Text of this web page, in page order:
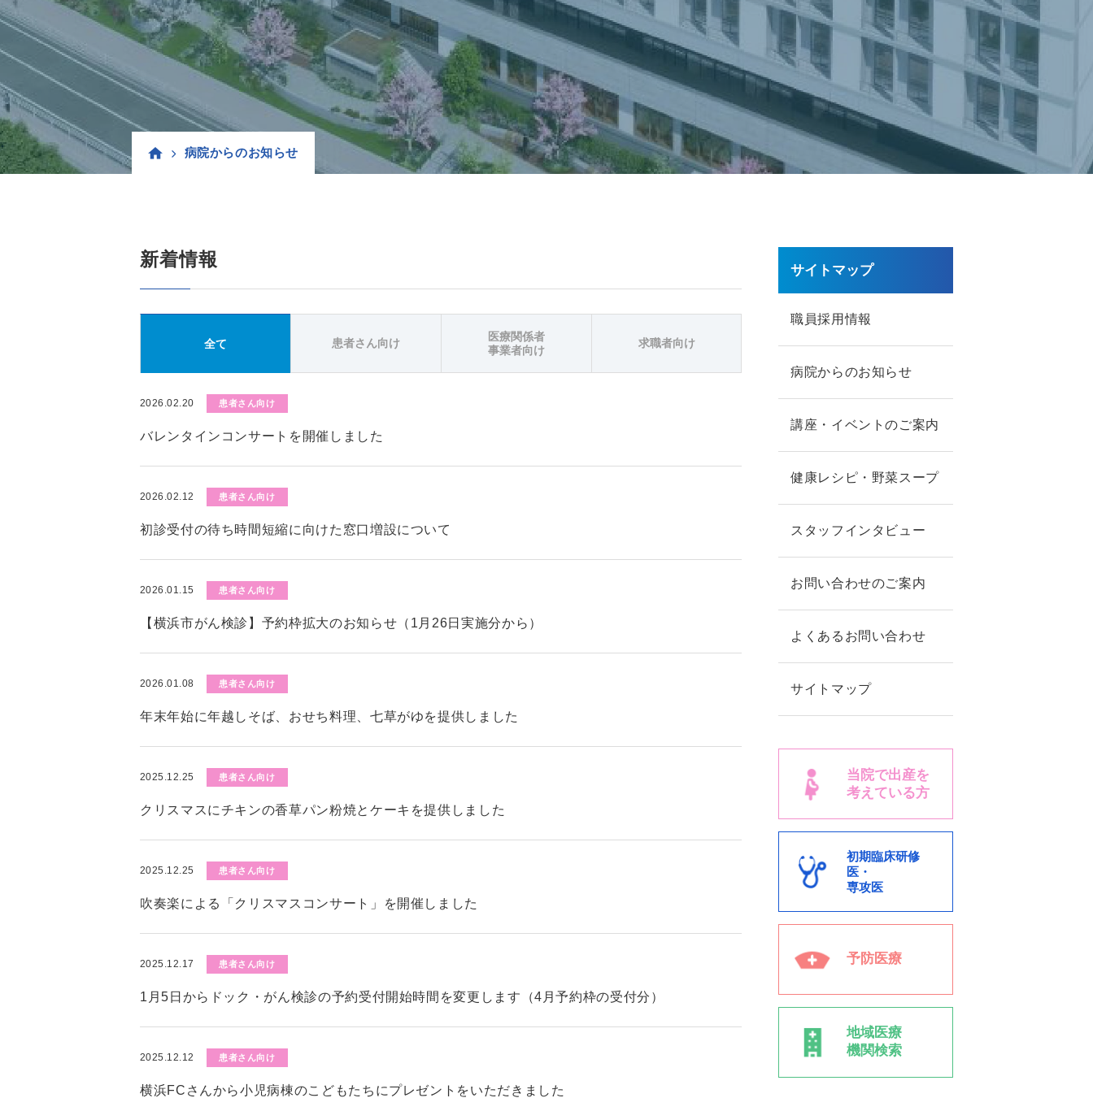
病院からのお知らせ
新着情報
全て 患者さん向け
医療関係者
事業者向け
求職者向け
2026.02.20 患者さん向け
バレンタインコンサートを開催しました
2026.02.12 患者さん向け
初診受付の待ち時間短縮に向けた窓口増設について
2026.01.15 患者さん向け
【横浜市がん検診】予約枠拡大のお知らせ（1月26日実施分から）
2026.01.08 患者さん向け
年末年始に年越しそば、おせち料理、七草がゆを提供しました
2025.12.25 患者さん向け
クリスマスにチキンの香草パン粉焼とケーキを提供しました
2025.12.25 患者さん向け
吹奏楽による「クリスマスコンサート」を開催しました
2025.12.17 患者さん向け
1月5日からドック・がん検診の予約受付開始時間を変更します（4月予約枠の受付分）
2025.12.12 患者さん向け
横浜FCさんから小児病棟のこどもたちにプレゼントをいただきました
サイトマップ
職員採用情報
病院からのお知らせ
講座・イベントのご案内
健康レシピ・野菜スープ
スタッフインタビュー
お問い合わせのご案内
よくあるお問い合わせ
サイトマップ
当院で出産を
考えている方
初期臨床研修
医・
専攻医
予防医療
地域医療
機関検索